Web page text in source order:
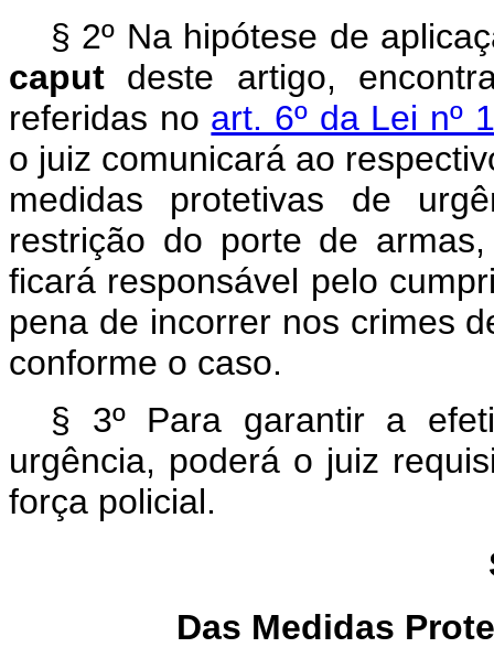
§ 2º Na hipótese de
caput deste artigo,
referidas no art. 6º da Lei nº
o juiz comunicará ao
medidas protetivas de
restrição do porte de
ficará responsável pelo
pena de incorrer nos crimes
conforme o caso.
§ 3º Para garantir a
urgência, poderá o juiz
força policial.
Das Medidas